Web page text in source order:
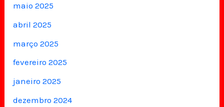
maio 2025
abril 2025
março 2025
fevereiro 2025
janeiro 2025
dezembro 2024